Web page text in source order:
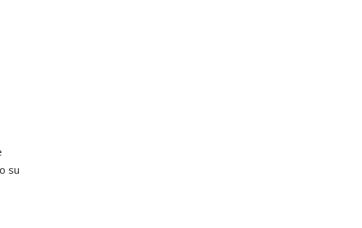
su